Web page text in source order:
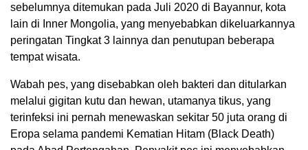
sebelumnya ditemukan pada Juli 2020 di Bayannur, kota
lain di Inner Mongolia, yang menyebabkan dikeluarkannya
peringatan Tingkat 3 lainnya dan penutupan beberapa
tempat wisata.
Wabah pes, yang disebabkan oleh bakteri dan ditularkan
melalui gigitan kutu dan hewan, utamanya tikus, yang
terinfeksi ini pernah menewaskan sekitar 50 juta orang di
Eropa selama pandemi Kematian Hitam (Black Death)